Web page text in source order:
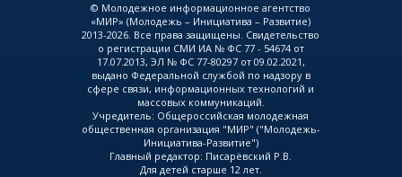
© Молодежное информационное агентство
«МИР» (Молодежь – Инициатива – Развитие)
2013-2026. Все права защищены. Свидетельство
о регистрации СМИ ИА № ФС 77 - 54674 от
17.07.2013, ЭЛ № ФС 77-80297 от 09.02.2021,
выдано Федеральной службой по надзору в
сфере связи, информационных технологий и
массовых коммуникаций.
Учредитель: Общероссийская молодежная
общественная организация "МИР" ("Молодежь-
Инициатива-Развитие")
Главный редактор: Писарёвский Р.В.
Для детей старше 12 лет.